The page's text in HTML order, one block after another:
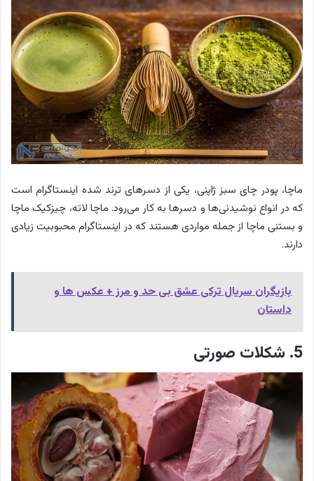
ماچا، پودر چای سبز ژاپنی، یکی از دسرهای ترند شده اینستاگرام است
که در انواع نوشیدنی‌ها و دسرها به کار می‌رود. ماچا لاته، چیزکیک ماچا
و بستنی ماچا از جمله مواردی هستند که در اینستاگرام محبوبیت زیادی
دارند.
بازیگران سریال ترکی عشق بی حد و مرز + عکس ها و
داستان
5. شکلات صورتی